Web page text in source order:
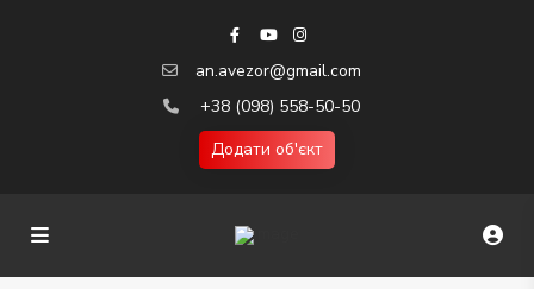
an.avezor@gmail.com
+38 (098) 558-50-50
Додати об'єкт